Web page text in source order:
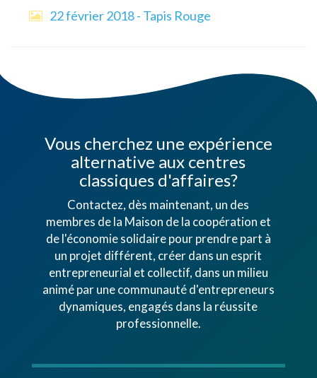
22 février 2018 - Tapis Rouge
Vous cherchez une expérience
alternative aux centres
classiques d'affaires?
Contactez, dès maintenant, un des
membres de la Maison de la coopération et
de l'économie solidaire pour prendre part à
un projet différent, créer dans un esprit
entrepreneurial et collectif, dans un milieu
animé par une communauté d'entrepreneurs
dynamiques, engagés dans la réussite
professionnelle.